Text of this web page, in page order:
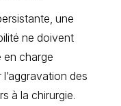
une
ne doivent
en charge
des
à la chirurgie.